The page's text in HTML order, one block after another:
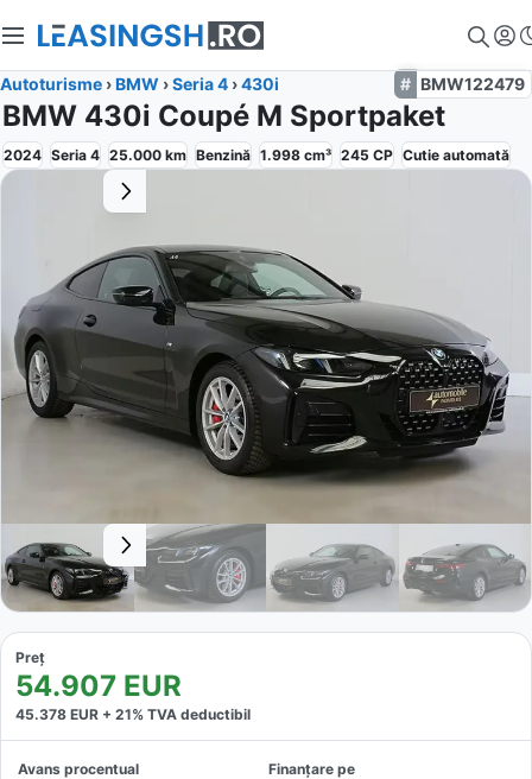
Autoturisme ›BMW ›Seria 4 ›430i BMW122479
BMW 430i Coupé M Sportpaket
2024 Seria 4 25.000 km Benzină 1.998 cm³ 245 CP Cutie automată
Preț
54.907 EUR
45.378 EUR + 21% TVA deductibil
Avans procentual Finanțare pe